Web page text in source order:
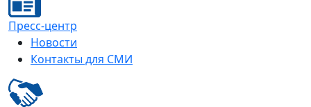
Пресс-центр
Новости
Контакты для СМИ